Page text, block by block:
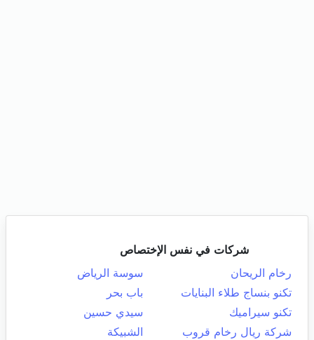
شركات في نفس الإختصاص
رخام الريحان
سوسة الرياض
تكنو بنساج طلاء البنايات
باب بحر
تكنو سيراميك
سيدي حسين
شركة ريال رخام قروب
الشبيكة